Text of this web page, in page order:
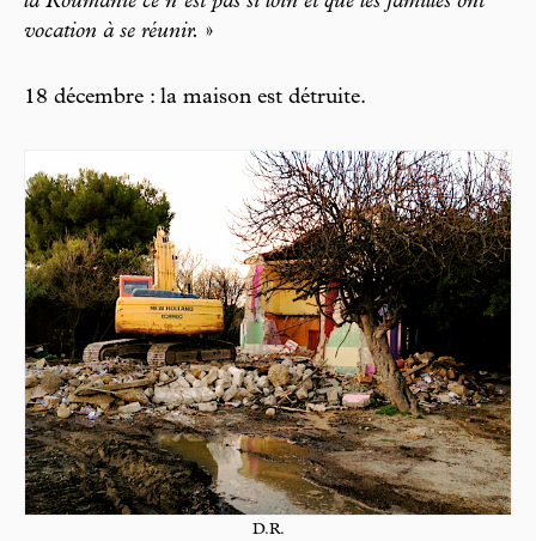
vocation à se réunir. »
18 décembre : la maison est détruite.
D.R.